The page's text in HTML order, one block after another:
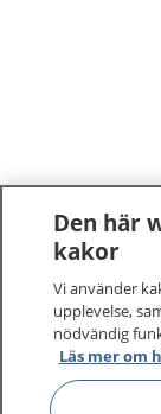
Den här
kakor
Vi använder
upplevelse,
nödvändig
Läs mer om